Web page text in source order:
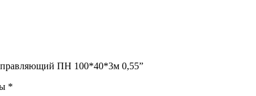
ПН 100*40*3м 0,55”
*